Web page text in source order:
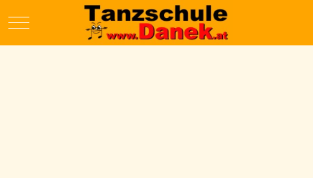
Mobile Menu Toggle